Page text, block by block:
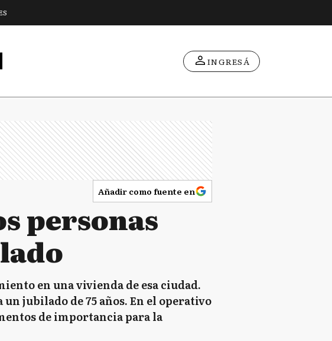
INGRESÁ
Añadir como fuente en
personas
en una vivienda de esa ciudad.
jubilado de 75 años. En el operativo
de importancia para la